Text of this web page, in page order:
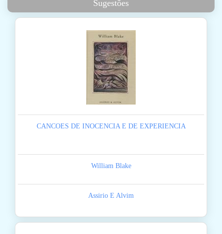
Sugestões
CANCOES DE INOCENCIA E DE EXPERIENCIA
William Blake
Assirio E Alvim